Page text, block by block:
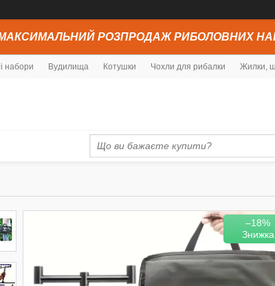
РОЗПРОДАЖ РИБОЛОВНИХ
набори Вудилища Котушки Чохли для рибалки Жилки,
–18%